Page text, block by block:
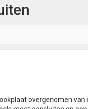
overgenomen